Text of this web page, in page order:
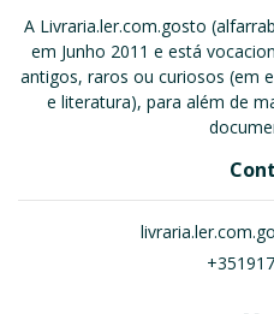
A Livraria.ler.com.gosto
em Junho 2011 e está
antigos, raros ou curiosos (em
e literatura), para além de